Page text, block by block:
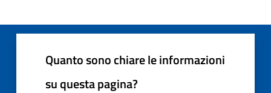
Quanto sono chiare le informazioni
su questa pagina?